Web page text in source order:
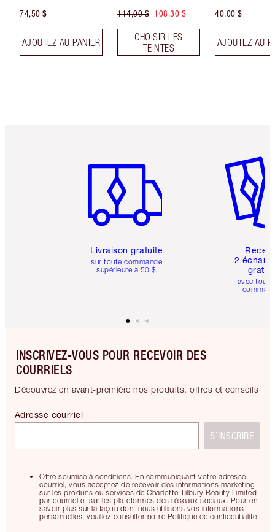
74,50 $
AJOUTEZ AU PANIER
114,00 $ 108,30 $
CHOISIR LES
TEINTES
40,00 $
AJOUTEZ AU
Livraison gratuite
sur toute commande
supérieure à 50 $
2
avec
INSCRIVEZ-VOUS POUR RECEVOIR DES
COURRIELS
Découvrez en avant-première nos produits, offres et conseils
Offre soumise à conditions. En communiquant votre adresse
courriel, vous acceptez de recevoir des informations marketing
sur les produits ou services de Charlotte Tilbury Beauty Limited
par courriel et sur les plateformes des réseaux sociaux. Pour en
savoir plus sur la façon dont nous utilisons vos informations
personnelles, veuillez consulter notre Politique de confidentialité.
Adresse courriel
S’INSCRIRE